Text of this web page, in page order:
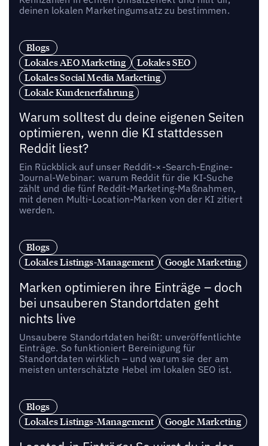
deinen lokalen Marketingumsatz zu bestimmen.
Blogs
Lokales AEO Marketing
Lokales SEO
Lokales Social Media Marketing
Lokale Kundenerfahrung
Warum solltest du deine eigenen Seiten
optimieren, wenn die KI stattdessen
Reddit liest?
Ein Rückblick auf unser Reddit-×-Search-Engine-
Journal-Webinar: warum Reddit für die KI-Suche
zählt und die fünf Reddit-Marketing-Maßnahmen,
mit denen Multi-Location-Marken von der KI zitiert
werden.
Blogs
Lokales Listings-Management
Google Marketing
Marken optimieren ihre Einträge – doch
bei unsauberen Standortdaten geht
nichts live
Unsaubere Standortdaten heißt: unveröffentlichte
Einträge. So funktioniert Bereinigung für
Standortdaten wirklich – und warum sie der am
meisten unterschätzte Hebel im lokalen SEO ist.
Blogs
Lokales Listings-Management
Google Marketing